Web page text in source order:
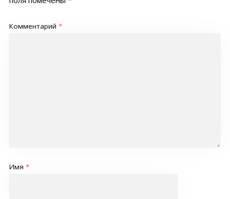
Комментарий *
Имя *